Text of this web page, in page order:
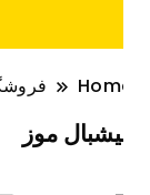
فروشگاه
موز